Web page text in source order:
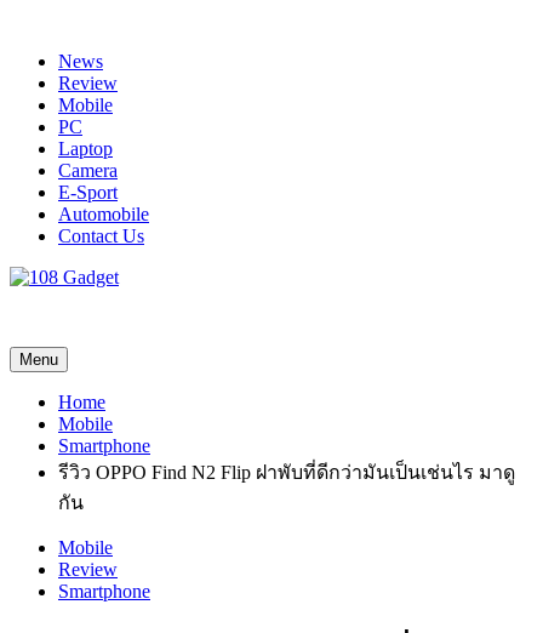
contentNews
Review
Mobile
PC
Laptop
Camera
E-Sport
Automobile
Contact Us
Menu
Home
Mobile
Smartphone
รีวิว OPPO Find N2 Flip ฝาพับที่ดีกว่ามันเป็นเช่นไร มาดู
กัน
Mobile
Review
Smartphone